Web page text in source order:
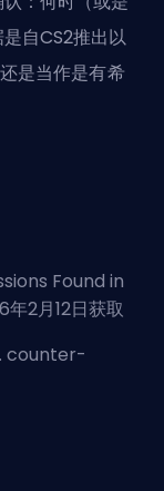
自CS2推出以
是当作是有希
Found in
2月12日获取
counter-